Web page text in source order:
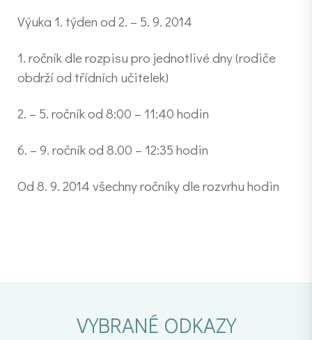
Výuka 1. týden od 2. – 5. 9. 2014
1. ročník dle rozpisu pro jednotlivé dny (rodiče
obdrží od třídních učitelek)
2. – 5. ročník od 8:00 – 11:40 hodin
6. – 9. ročník od 8.00 – 12:35 hodin
Od 8. 9. 2014 všechny ročníky dle rozvrhu hodin
VYBRANÉ ODKAZY